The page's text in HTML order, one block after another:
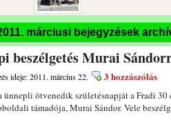
Dálnoki József 90 éves
márciusi bejegyzések
beszélgetés Murai
ideje: 2011. március 22. 3 hozzászólás
ünnepli ötvenedik születésnapját a Fradi
támadója, Murai Sándor. Vele